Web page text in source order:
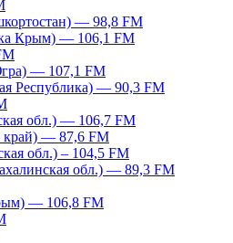
— 98,8 FM
Крым) — 106,1 FM
— 107,1 FM
Республика) — 90,3 FM
обл.) — 106,7 FM
край) — 87,6 FM
обл.) – 104,5 FM
обл.) — 89,3 FM
— 106,8 FM